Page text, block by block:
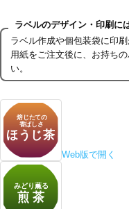
ラベルのデザイン・印刷に
ラベル作成や個包装袋に印
用紙をご注文後に、お持ち
い。
Web版で開く